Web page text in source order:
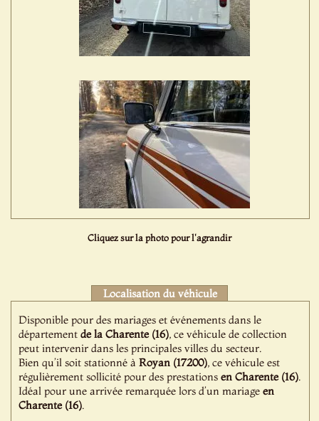
Cliquez sur la photo pour l'agrandir
Localisation du véhicule
Disponible pour des mariages et événements dans le
départementde la Charente (16), ce véhicule de collection
peut intervenir dans les principales villes du secteur.
Bien qu’il soit stationné àRoyan (17200), ce véhicule est
régulièrement sollicité pour des prestationsen Charente (16).
Idéal pour une arrivée remarquée lors d’un mariageen
Charente (16).